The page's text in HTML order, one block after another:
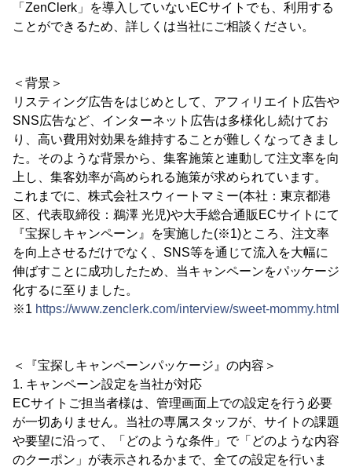
「ZenClerk」を導入していないECサイトでも、利用する
ことができるため、詳しくは当社にご相談ください。
＜背景＞
リスティング広告をはじめとして、アフィリエイト広告や
SNS広告など、インターネット広告は多様化し続けてお
り、高い費用対効果を維持することが難しくなってきまし
た。そのような背景から、集客施策と連動して注文率を向
上し、集客効率が高められる施策が求められています。
これまでに、株式会社スウィートマミー(本社：東京都港
区、代表取締役：鵜澤 光児)や大手総合通販ECサイトにて
『宝探しキャンペーン』を実施した(※1)ところ、注文率
を向上させるだけでなく、SNS等を通じて流入を大幅に
伸ばすことに成功したため、当キャンペーンをパッケージ
化するに至りました。
※1 https://www.zenclerk.com/interview/sweet-mommy.html
＜『宝探しキャンペーンパッケージ』の内容＞
1. キャンペーン設定を当社が対応
ECサイトご担当者様は、管理画面上での設定を行う必要
が一切ありません。当社の専属スタッフが、サイトの課題
や要望に沿って、「どのような条件」で「どのような内容
のクーポン」が表示されるかまで、全ての設定を行いま